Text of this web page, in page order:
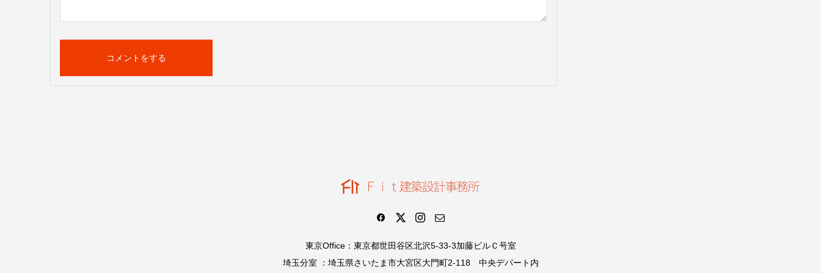
東京Office：東京都世田谷区北沢5-33-3加藤ビルＣ号室
埼玉分室 ：埼玉県さいたま市大宮区大門町2-118 中央デパート内